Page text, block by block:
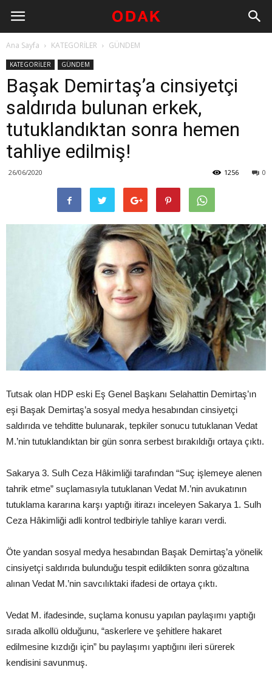
Ana Sayfa KATEGORİLER GÜNDEM
KATEGORİLER GÜNDEM
Başak Demirtaş’a cinsiyetçi
saldırıda bulunan erkek,
tutuklandıktan sonra hemen
tahliye edilmiş!
26/06/2020 0
1256
Tutsak olan HDP eski Eş Genel Başkanı Selahattin Demirtaş’ın
eşi Başak Demirtaş’a sosyal medya hesabından cinsiyetçi
saldırıda ve tehditte bulunarak, tepkiler sonucu tutuklanan Vedat
M.’nin tutuklandıktan bir gün sonra serbest bırakıldığı ortaya çıktı.
Sakarya 3. Sulh Ceza Hâkimliği tarafından “Suç işlemeye alenen
tahrik etme” suçlamasıyla tutuklanan Vedat M.’nin avukatının
tutuklama kararına karşı yaptığı itirazı inceleyen Sakarya 1. Sulh
Ceza Hâkimliği adli kontrol tedbiriyle tahliye kararı verdi.
Öte yandan sosyal medya hesabından Başak Demirtaş’a yönelik
cinsiyetçi saldırıda bulunduğu tespit edildikten sonra gözaltına
alınan Vedat M.’nin savcılıktaki ifadesi de ortaya çıktı.
Vedat M. ifadesinde, suçlama konusu yapılan paylaşımı yaptığı
sırada alkollü olduğunu, “askerlere ve şehitlere hakaret
edilmesine kızdığı için” bu paylaşımı yaptığını ileri sürerek
kendisini savunmuş.